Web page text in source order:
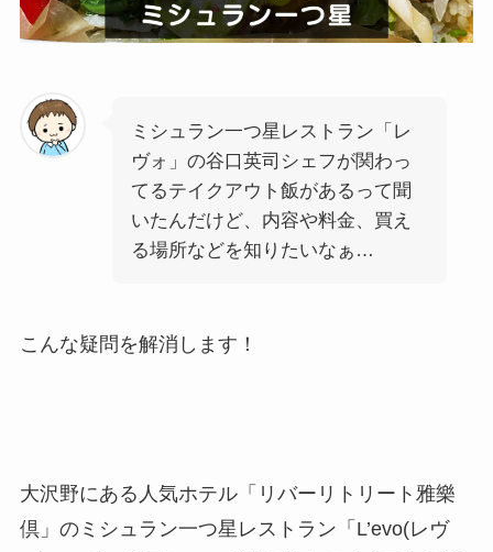
ミシュラン一つ星レストラン「レ
ヴォ」の谷口英司シェフが関わっ
てるテイクアウト飯があるって聞
いたんだけど、内容や料金、買え
る場所などを知りたいなぁ…
こんな疑問を解消します！
大沢野にある人気ホテル「リバーリトリート雅樂
倶」のミシュラン一つ星レストラン「L’evo(レヴ